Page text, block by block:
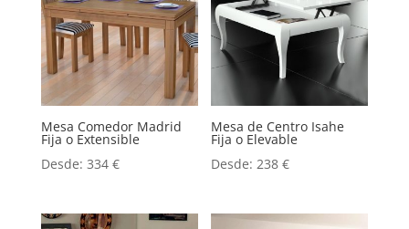
Mesa Comedor Madrid
Fija o Extensible
Desde: 334 €
Mesa de Centro Isahe
Fija o Elevable
Desde:238€